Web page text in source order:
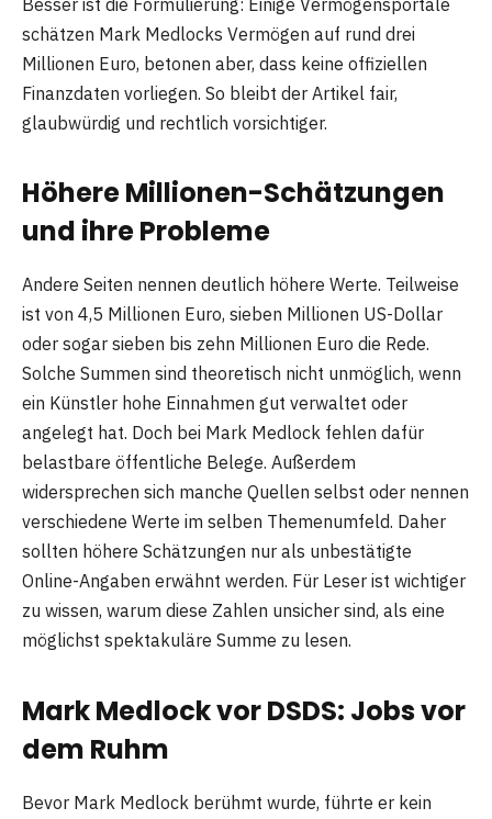
Besser ist die Formulierung: Einige Vermögensportale
schätzen Mark Medlocks Vermögen auf rund drei
Millionen Euro, betonen aber, dass keine offiziellen
Finanzdaten vorliegen. So bleibt der Artikel fair,
glaubwürdig und rechtlich vorsichtiger.
Höhere Millionen-Schätzungen
und ihre Probleme
Andere Seiten nennen deutlich höhere Werte. Teilweise
ist von 4,5 Millionen Euro, sieben Millionen US-Dollar
oder sogar sieben bis zehn Millionen Euro die Rede.
Solche Summen sind theoretisch nicht unmöglich, wenn
ein Künstler hohe Einnahmen gut verwaltet oder
angelegt hat. Doch bei Mark Medlock fehlen dafür
belastbare öffentliche Belege. Außerdem
widersprechen sich manche Quellen selbst oder nennen
verschiedene Werte im selben Themenumfeld. Daher
sollten höhere Schätzungen nur als unbestätigte
Online-Angaben erwähnt werden. Für Leser ist wichtiger
zu wissen, warum diese Zahlen unsicher sind, als eine
möglichst spektakuläre Summe zu lesen.
Mark Medlock vor DSDS: Jobs vor
dem Ruhm
Bevor Mark Medlock berühmt wurde, führte er kein